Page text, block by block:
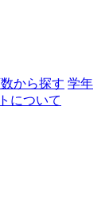
から探す 学年
について